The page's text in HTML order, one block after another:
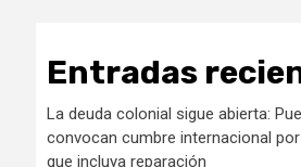
Entradas
La deuda colonial sigue abierta:
convocan cumbre internacional
que incluya reparación